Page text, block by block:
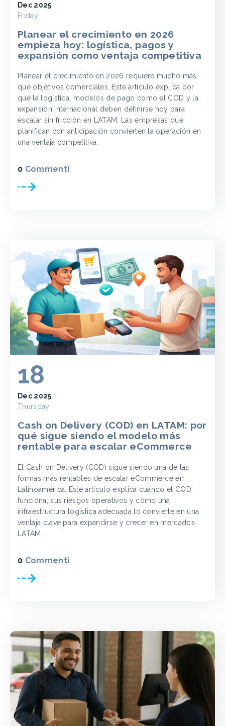
Dec 2025
Friday
Planear el crecimiento en 2026
empieza hoy: logística, pagos y
expansión como ventaja competitiva
Planear el crecimiento en 2026 requiere mucho más
que objetivos comerciales. Este artículo explica por
qué la logística, modelos de pago como el COD y la
expansión internacional deben definirse hoy para
escalar sin fricción en LATAM. Las empresas que
planifican con anticipación convierten la operación en
una ventaja competitiva.
0 Commenti
18
Dec 2025
Thursday
Cash on Delivery (COD) en LATAM: por
qué sigue siendo el modelo más
rentable para escalar eCommerce
El Cash on Delivery (COD) sigue siendo una de las
formas más rentables de escalar eCommerce en
Latinoamérica. Este artículo explica cuándo el COD
funciona, sus riesgos operativos y cómo una
infraestructura logística adecuada lo convierte en una
ventaja clave para expandirse y crecer en mercados
LATAM.
0 Commenti